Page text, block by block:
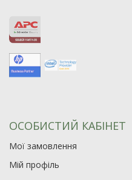
ОСОБИСТИЙ КАБІНЕТ
Мої замовлення
Мій профіль